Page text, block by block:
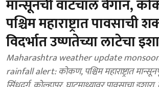
मान्सूनची वाटचाल वेगानं,
पश्चिम महाराष्ट्रात पावसाची
विदर्भात उष्णतेच्या लाटेचा
Maharashtra weather update
rainfall alert: कोकण, पश्चिम महाराष्ट्रात